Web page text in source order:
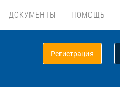
ДОКУМЕНТЫ ПОМОЩЬ
Регистрация